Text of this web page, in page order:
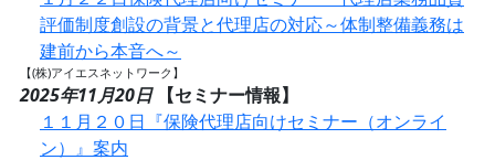
評価制度創設の背景と代理店の対応～体制整備義務は
建前から本音へ～
【(株)アイエスネットワーク】
2025年11月20日
【セミナー情報】
１１月２０日『保険代理店向けセミナー（オンライ
ン）』案内